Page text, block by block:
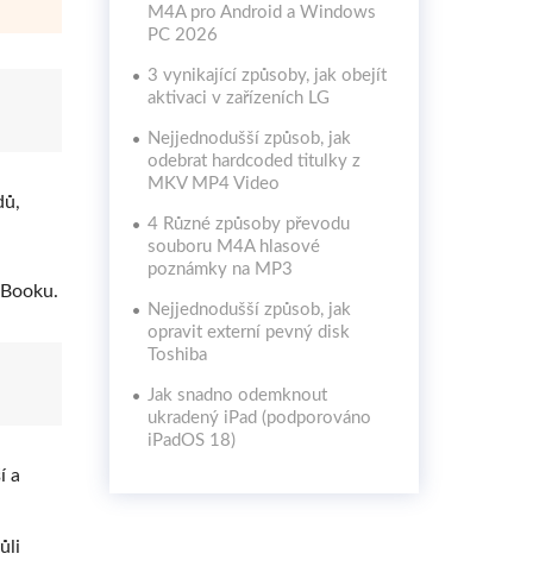
a
M4A pro Android a Windows
PC 2026
3 vynikající způsoby, jak obejít
aktivaci v zařízeních LG
Nejjednodušší způsob, jak
odebrat hardcoded titulky z
MKV MP4 Video
4 Různé způsoby převodu
souboru M4A hlasové
poznámky na MP3
Nejjednodušší způsob, jak
opravit externí pevný disk
Toshiba
Jak snadno odemknout
ukradený iPad (podporováno
iPadOS 18)